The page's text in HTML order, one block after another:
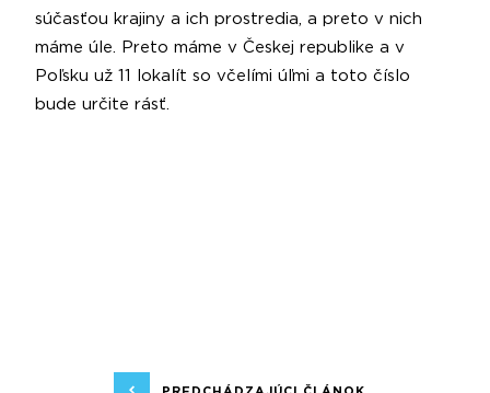
súčasťou krajiny a ich prostredia, a preto v nich
máme úle. Preto máme v Českej republike a v
Poľsku už 11 lokalít so včelími úľmi a toto číslo
bude určite rásť.